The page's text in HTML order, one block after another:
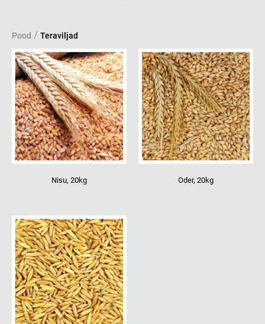
Pood / Teraviljad
Nisu, 20kg Oder, 20kg